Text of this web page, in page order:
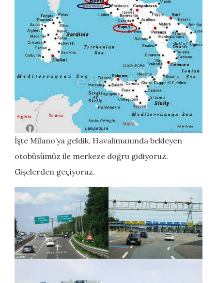
İşte Milano’ya geldik. Havalimanında bekleyen
otobüsümüz ile merkeze doğru gidiyoruz.
Gişelerden geçiyoruz.